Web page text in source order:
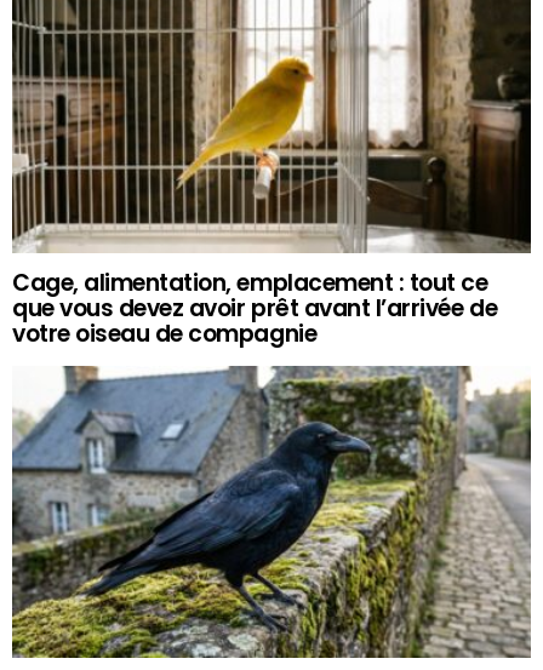
Cage, alimentation, emplacement : tout ce
que vous devez avoir prêt avant l’arrivée de
votre oiseau de compagnie